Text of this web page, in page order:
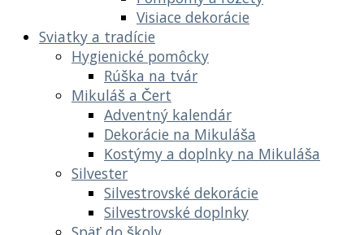
Visiace dekorácie
Sviatky a tradície
Hygienické pomôcky
Rúška na tvár
Mikuláš a Čert
Adventný kalendár
Dekorácie na Mikuláša
Kostýmy a doplnky na Mikuláša
Silvester
Silvestrovské dekorácie
Silvestrovské doplnky